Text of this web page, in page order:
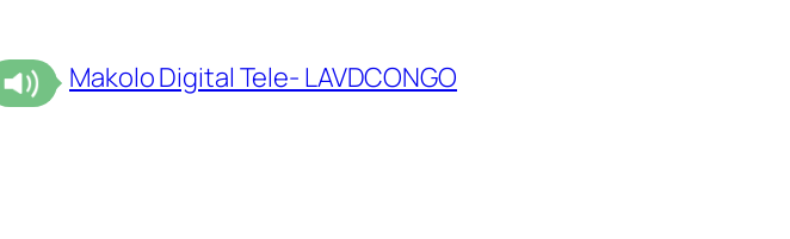
Makolo Digital Tele- LAVDCONGO